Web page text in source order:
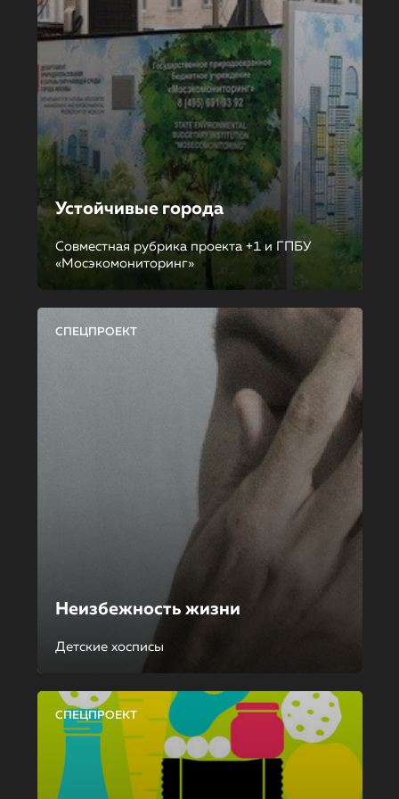
Устойчивые города
Совместная рубрика проекта +1 и ГПБУ
«Мосэкомониторинг»
СПЕЦПРОЕКТ
Неизбежность жизни
Детские хосписы
СПЕЦПРОЕКТ